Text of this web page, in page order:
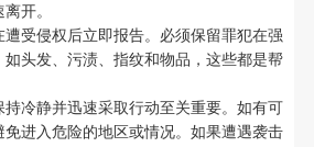
开。
受侵权后立即报告。必须保留罪犯在强
头发、污渍、指纹和物品，这些都是帮
冷静并迅速采取行动至关重要。如有可
进入危险的地区或情况。如果遭遇袭击